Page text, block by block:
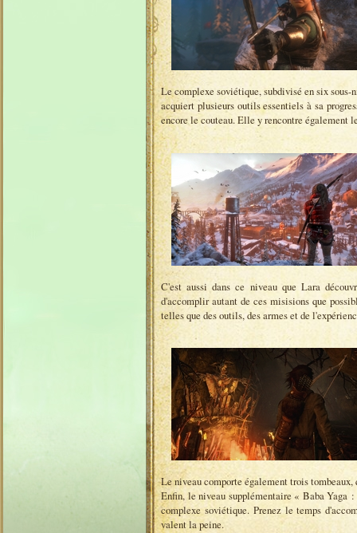
Le complexe soviétique, subdivisé en six sous-
acquiert plusieurs outils essentiels à sa
encore le couteau. Elle y rencontre également
C'est aussi dans ce niveau que Lara
d'accomplir autant de ces misisions que
telles que des outils, des armes et de
Le niveau comporte également trois tombeaux,
Enfin, le niveau supplémentaire « Baba Yaga
complexe soviétique. Prenez le temps
valent la peine.